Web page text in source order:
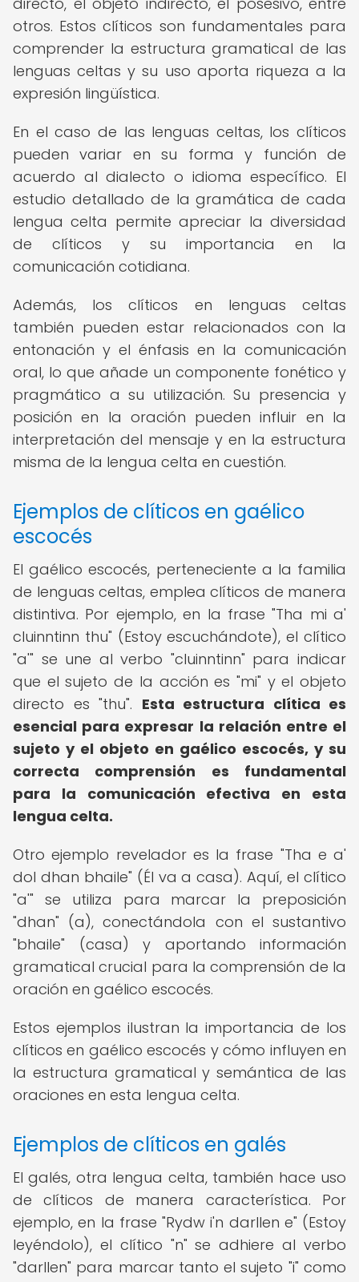
otros. Estos clíticos son fundamentales para
comprender la estructura gramatical de las
lenguas celtas y su uso aporta riqueza a la
expresión lingüística.
En el caso de las lenguas celtas, los clíticos
pueden variar en su forma y función de
acuerdo al dialecto o idioma específico. El
estudio detallado de la gramática de cada
lengua celta permite apreciar la diversidad
de clíticos y su importancia en la
comunicación cotidiana.
Además, los clíticos en lenguas celtas
también pueden estar relacionados con la
entonación y el énfasis en la comunicación
oral, lo que añade un componente fonético y
pragmático a su utilización. Su presencia y
posición en la oración pueden influir en la
interpretación del mensaje y en la estructura
misma de la lengua celta en cuestión.
Ejemplos de clíticos en gaélico
escocés
El gaélico escocés, perteneciente a la familia
de lenguas celtas, emplea clíticos de manera
distintiva. Por ejemplo, en la frase "Tha mi a'
cluinntinn thu" (Estoy escuchándote), el clítico
"a'" se une al verbo "cluinntinn" para indicar
que el sujeto de la acción es "mi" y el objeto
directo es "thu". Esta estructura clítica es
esencial para expresar la relación entre el
sujeto y el objeto en gaélico escocés, y su
correcta comprensión es fundamental
para la comunicación efectiva en esta
lengua celta.
Otro ejemplo revelador es la frase "Tha e a'
dol dhan bhaile" (Él va a casa). Aquí, el clítico
"a'" se utiliza para marcar la preposición
"dhan" (a), conectándola con el sustantivo
"bhaile" (casa) y aportando información
gramatical crucial para la comprensión de la
oración en gaélico escocés.
Estos ejemplos ilustran la importancia de los
clíticos en gaélico escocés y cómo influyen en
la estructura gramatical y semántica de las
oraciones en esta lengua celta.
Ejemplos de clíticos en galés
El galés, otra lengua celta, también hace uso
de clíticos de manera característica. Por
ejemplo, en la frase "Rydw i'n darllen e" (Estoy
leyéndolo), el clítico "n" se adhiere al verbo
"darllen" para marcar tanto el sujeto "i" como